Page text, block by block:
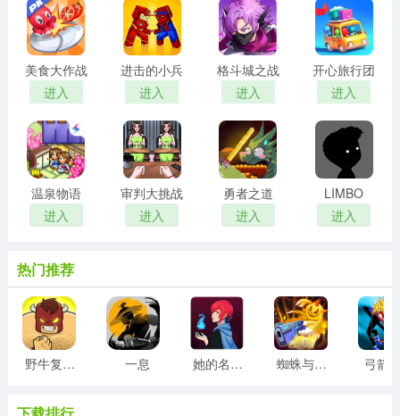
美食大作战
进入
进击的小兵
进入
格斗城之战
进入
开心旅行团
进入
温泉物语
进入
审判大挑战
进入
勇者之道
进入
LIMBO
进入
热门推荐
野牛复仇记 一息 她的名字叫火 蜘蛛与激光剑 弓箭